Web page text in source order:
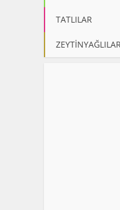
TATLILAR
ZEYTİNYAĞLILAR